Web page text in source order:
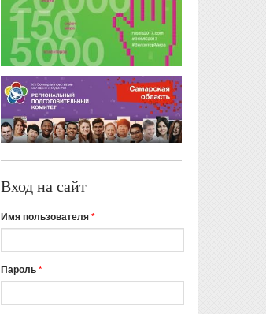
Вход на сайт
Имя пользователя*
Пароль*